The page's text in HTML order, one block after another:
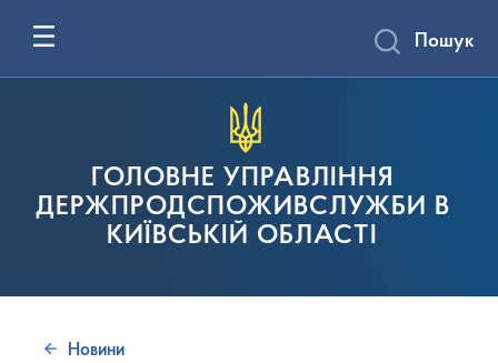
ГОЛОВНЕ УПРАВЛІННЯ
ДЕРЖПРОДСПОЖИВСЛУЖБИ В
КИЇВСЬКІЙ ОБЛАСТІ
Пошук
Новини